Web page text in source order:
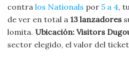
contra los Nationals por 5 a 4,
de ver en total a 13 lanzadores
lomita. Ubicación: Visitors
sector elegido, el valor del